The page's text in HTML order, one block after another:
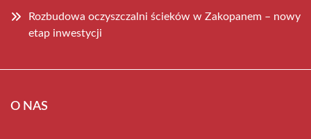
Rozbudowa oczyszczalni ścieków w Zakopanem – nowy
etap inwestycji
O NAS